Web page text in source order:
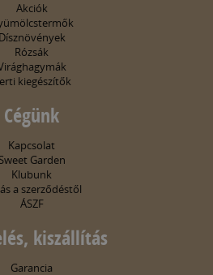
Akciók
Dísznövények
Rózsák
kiegészítők
Cégünk
Kapcsolat
Sweet Garden
Klubunk
a szerződéstől
ÁSZF
kiszállítás
Garancia